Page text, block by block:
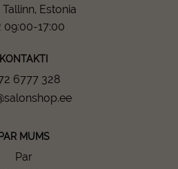
Tallinn, Estonia
09:00-17:00
KONTAKTI
6777 328
PAR MUMS
Par